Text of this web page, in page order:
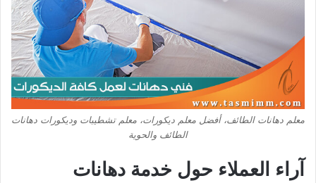
معلم دهانات الطائف، أفضل معلم ديكورات، معلم تشطيبات وديكورات دهانات
الطائف والحوية
آراء العملاء حول خدمة دهانات